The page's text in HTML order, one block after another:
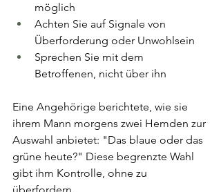
möglich
Achten Sie auf Signale von
Überforderung oder Unwohlsein
Sprechen Sie mit dem
Betroffenen, nicht über ihn
Eine Angehörige berichtete, wie sie
ihrem Mann morgens zwei Hemden zur
Auswahl anbietet: "Das blaue oder das
grüne heute?" Diese begrenzte Wahl
gibt ihm Kontrolle, ohne zu